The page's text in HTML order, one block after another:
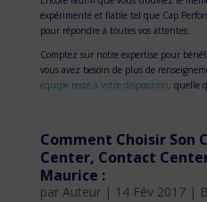
expérimenté et fiable tel que Cap
pour répondre à toutes vos attentes.
Comptez sur notre expertise pour
vous avez besoin de plus de
équipe reste à votre disposition, quelle
Comment Choisir Son
Center, Contact
Maurice :
par Auteur| 14 Fév 2017|